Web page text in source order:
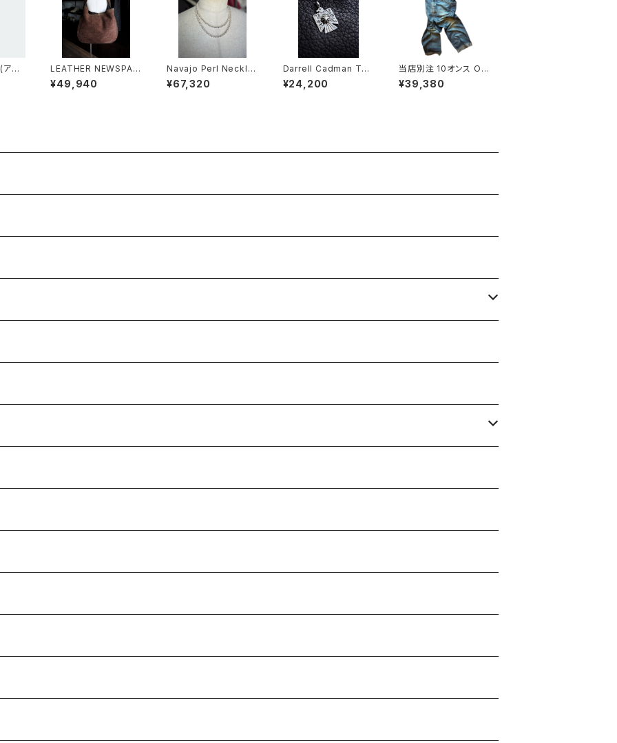
アッ
LEATHER NEWSPAP
ER BAG [LL000001]
¥49,940
Navajo Perl Neckla
ce 6mm丸玉 51cm
¥67,320
Darrell Cadman Thu
nderbird Pendant T
op
¥24,200
当店別注 10オンス OV
ERALL
¥39,380